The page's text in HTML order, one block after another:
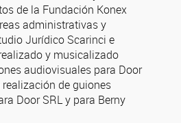
de la Fundación Konex
administrativas y
Jurídico Scarinci e
y musicalizado
audiovisuales para Door
de guiones
Door SRL y para Berny